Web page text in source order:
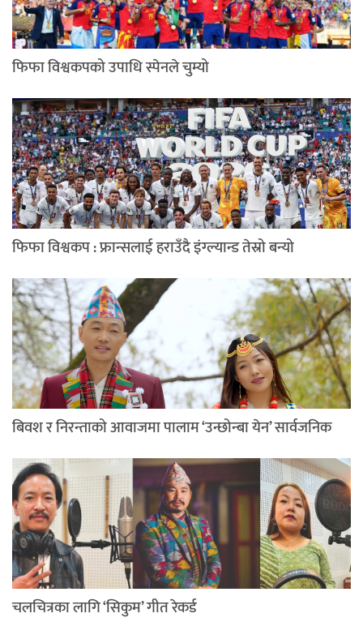
फिफा विश्वकपको उपाधि स्पेनले चुम्यो
फिफा विश्वकप : फ्रान्सलाई हराउँदै इंग्ल्यान्ड तेस्रो बन्यो
बिवश र निरन्ताको आवाजमा पालाम ‘उन्छोन्बा येन’ सार्वजनिक
चलचित्रका लागि ‘सिकुम’ गीत रेकर्ड